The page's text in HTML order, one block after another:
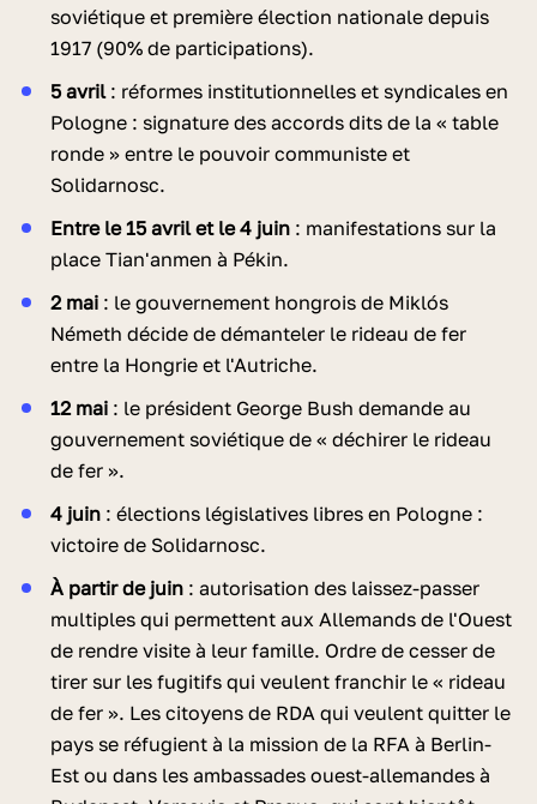
soviétique et première élection nationale depuis
1917 (90% de participations).
5 avril: réformes institutionnelles et syndicales en
Pologne : signature des accords dits de la « table
ronde » entre le pouvoir communiste et
Solidarnosc.
Entre le 15 avril et le 4 juin: manifestations sur la
place Tian'anmen à Pékin.
2 mai: le gouvernement hongrois de Miklós
Németh décide de démanteler le rideau de fer
entre la Hongrie et l'Autriche.
12 mai: le président George Bush demande au
gouvernement soviétique de « déchirer le rideau
de fer ».
4 juin: élections législatives libres en Pologne :
victoire de Solidarnosc.
À partir de juin: autorisation des laissez-passer
multiples qui permettent aux Allemands de l'Ouest
de rendre visite à leur famille. Ordre de cesser de
tirer sur les fugitifs qui veulent franchir le « rideau
de fer ». Les citoyens de RDA qui veulent quitter le
pays se réfugient à la mission de la RFA à Berlin-
Est ou dans les ambassades ouest-allemandes à